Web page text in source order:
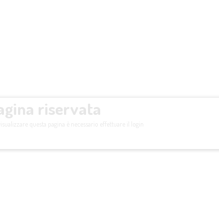
riservata
questa pagina è necessario effettuare il login